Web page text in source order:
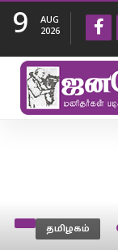
9
AUG
2026
தமிழகம்